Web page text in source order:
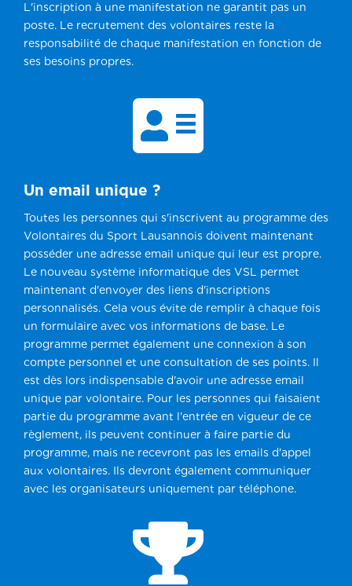
L'inscription à une manifestation ne garantit pas un
poste. Le recrutement des volontaires reste la
responsabilité de chaque manifestation en fonction de
ses besoins propres.

Un email unique ?
Toutes les personnes qui s'inscrivent au programme des
Volontaires du Sport Lausannois doivent maintenant
posséder une adresse email unique qui leur est propre.
Le nouveau système informatique des VSL permet
maintenant d'envoyer des liens d'inscriptions
personnalisés. Cela vous évite de remplir à chaque fois
un formulaire avec vos informations de base. Le
programme permet également une connexion à son
compte personnel et une consultation de ses points. Il
est dès lors indispensable d'avoir une adresse email
unique par volontaire. Pour les personnes qui faisaient
partie du programme avant l'entrée en vigueur de ce
règlement, ils peuvent continuer à faire partie du
programme, mais ne recevront pas les emails d'appel
aux volontaires. Ils devront également communiquer
avec les organisateurs uniquement par téléphone.
